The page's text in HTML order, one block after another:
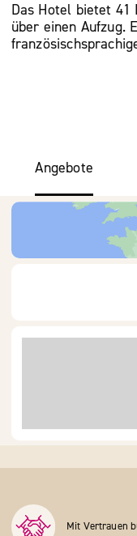
Das Hotel bietet
über einen Aufzug.
Angebote
Mit Vertrauen